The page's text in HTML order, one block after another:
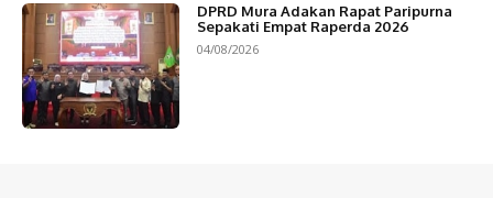
DPRD Mura Adakan Rapat Paripurna
Sepakati Empat Raperda 2026
04/08/2026